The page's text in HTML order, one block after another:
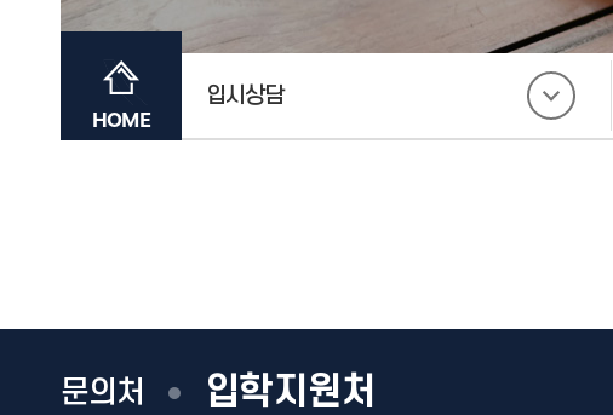
HOME
입시상담
문의처 입학지원처